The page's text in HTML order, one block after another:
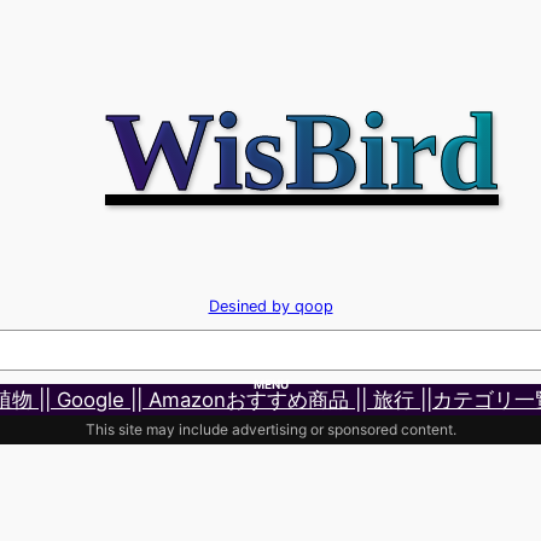
WisBird
Desined by qoop
MENU
物 | | Google | | Amazonおすすめ商品 | | 旅行 | |カテゴリ
This site may include advertising or sponsored content.